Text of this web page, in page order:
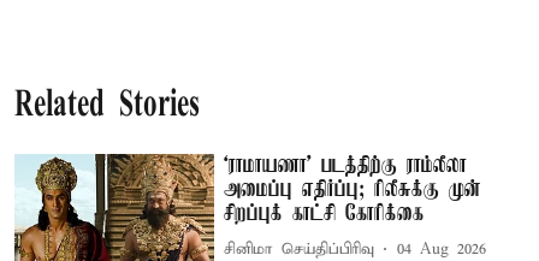
Related Stories
‘ராமாயணா’ படத்திற்கு ராம்லீலா
அமைப்பு எதிர்ப்பு; ரிலீசுக்கு முன்
சிறப்புக் காட்சி கோரிக்கை
சினிமா செய்திப்பிரிவு 04 Aug 2026